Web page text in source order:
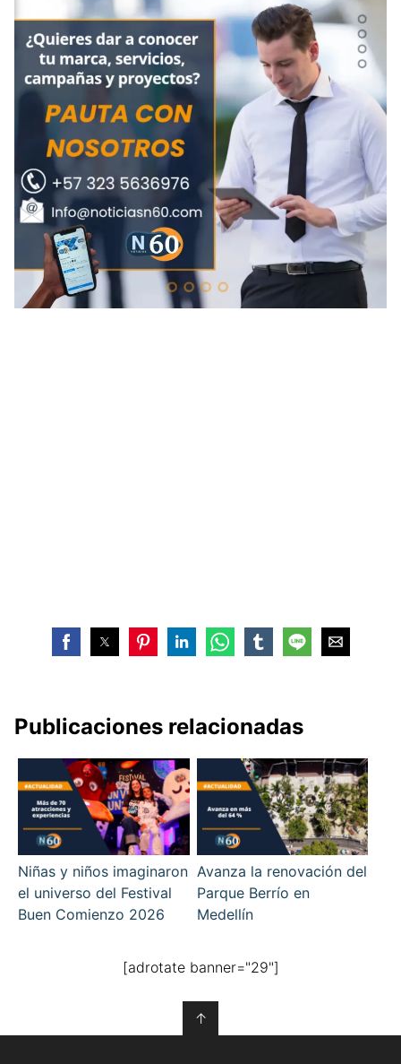
Publicaciones relacionadas
Niñas y niños imaginaron
el universo del Festival
Buen Comienzo 2026
Avanza la renovación del
Parque Berrío en
Medellín
[adrotate banner="29"]
↑